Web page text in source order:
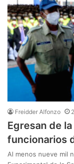
Freidder Alfonzo
Egresan de
funcionarios
Al menos nueve mil